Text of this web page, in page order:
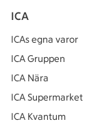
ICA
ICAs egna varor
ICA Gruppen
ICA Nära
ICA Supermarket
ICA Kvantum